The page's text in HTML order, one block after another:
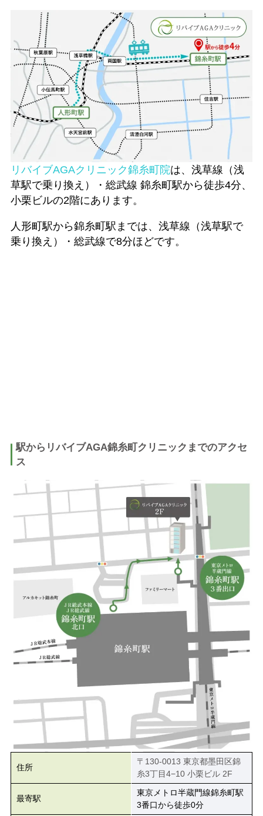
リバイブAGAクリニック錦糸町院は、浅草線（浅
草駅で乗り換え）・総武線 錦糸町駅から徒歩4分、
小栗ビルの2階にあります。
人形町駅から錦糸町駅までは、浅草線（浅草駅で
乗り換え）・総武線で8分ほどです。
駅からリバイブAGA錦糸町クリニックまでのアクセ
ス
住所
〒130-0013 東京都墨田区錦
糸3丁目4−10 小栗ビル 2F
最寄駅
東京メトロ半蔵門線錦糸町駅
3番口から徒歩0分